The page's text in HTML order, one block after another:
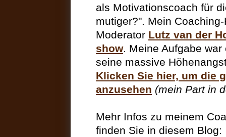
als Motivationscoach für
mutiger?". Mein
Moderator Lutz van der
show. Meine Aufgabe
seine massive
Klicken Sie hier, um die
anzusehen (mein Part in
Mehr Infos zu meinem
finden Sie in diesem Blog: